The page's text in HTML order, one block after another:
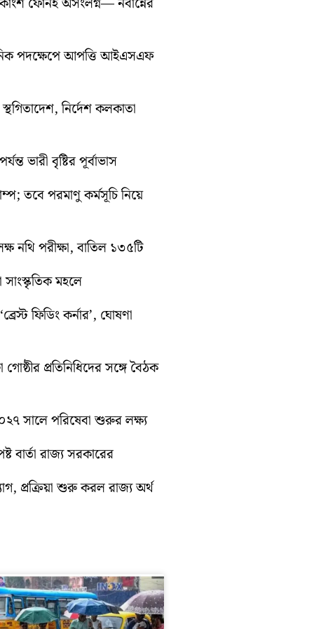
পদক্ষেপে আপত্তি আইএসএফ
স্থগিতাদেশ, নির্দেশ কলকাতা
ভারী বৃষ্টির পূর্বাভাস
তবে পরমাণু কর্মসূচি নিয়ে
নথি পরীক্ষা, বাতিল ১৩৫টি
সাংস্কৃতিক মহলে
ফিডিং কর্নার’, ঘোষণা
প্রতিনিধিদের সঙ্গে বৈঠক
সালে পরিষেবা শুরুর লক্ষ্য
রাজ্য সরকারের
প্রক্রিয়া শুরু করল রাজ্য অর্থ